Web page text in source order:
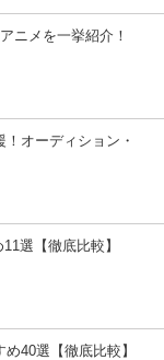
ニメを一挙紹介！
オーディション・
選【徹底比較】
40選【徹底比較】